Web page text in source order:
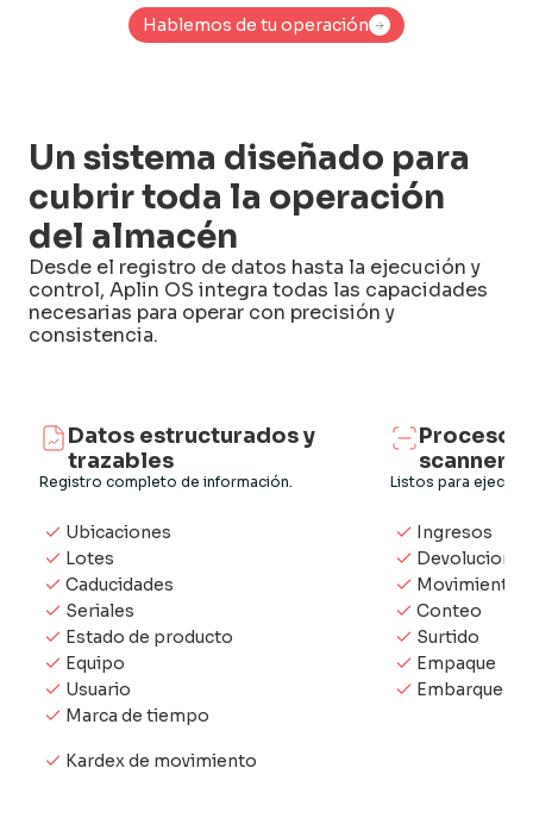
Hablemos de tu operación
Hablemos de tu operación
Un sistema diseñado para
cubrir toda la operación
del almacén
Desde el registro de datos hasta la ejecución y
control, Aplin OS integra todas las capacidades
necesarias para operar con precisión y
consistencia.
Datos estructurados y
trazables
Registro completo de información.
Ubicaciones
Lotes
Caducidades
Seriales
Estado de producto
Equipo
Usuario
Marca de tiempo
Kardex de movimiento
Procesos
scanner
Listos para
Ingresos
Devoluciones
Movimientos
Conteo
Surtido
Empaque
Embarque